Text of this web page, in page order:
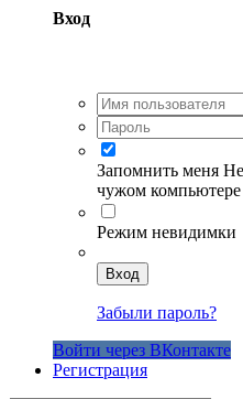
Вход
Запомнить меня
чужом компьютере
Режим невидимки
Вход
Забыли пароль?
Войти через ВКонтакте
Регистрация